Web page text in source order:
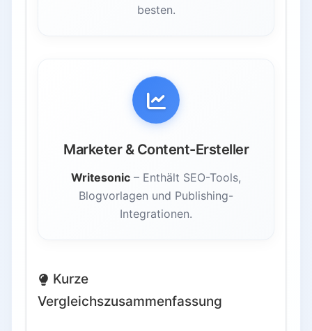
besten.
Marketer & Content-Ersteller
Writesonic – Enthält SEO-Tools,
Blogvorlagen und Publishing-
Integrationen.
Kurze
Vergleichszusammenfassung